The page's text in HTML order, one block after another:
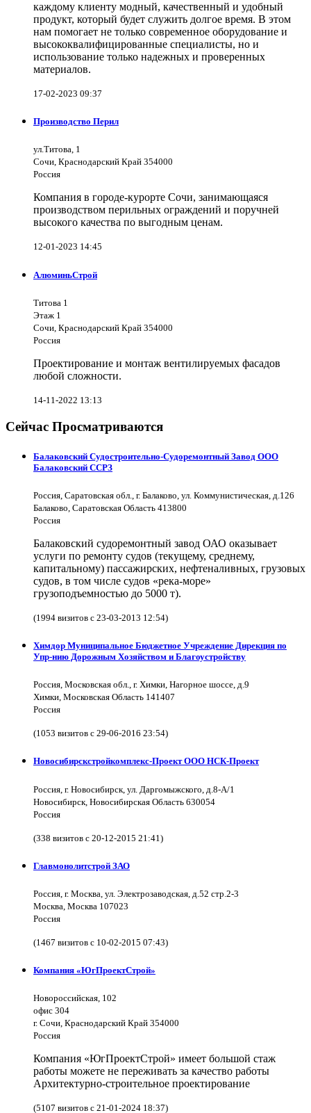
каждому клиенту модный, качественный и удобный
продукт, который будет служить долгое время. В этом
нам помогает не только современное оборудование и
высококвалифицированные специалисты, но и
использование только надежных и проверенных
материалов.
17-02-2023 09:37
Производство Перил
ул.Титова, 1
Сочи, Краснодарский Край 354000
Россия
Компания в городе-курорте Сочи, занимающаяся
производством перильных ограждений и поручней
высокого качества по выгодным ценам.
12-01-2023 14:45
АлюминьСтрой
Титова 1
Этаж 1
Сочи, Краснодарский Край 354000
Россия
Проектирование и монтаж вентилируемых фасадов
любой сложности.
14-11-2022 13:13
Сейчас Просматриваются
Балаковский Судостроительно-Судоремонтный Завод ООО
Балаковский ССРЗ
Россия, Саратовская обл., г. Балаково, ул. Коммунистическая, д.126
Балаково, Саратовская Область 413800
Россия
Балаковский судоремонтный завод ОАО оказывает
услуги по ремонту судов (текущему, среднему,
капитальному) пассажирских, нефтеналивных, грузовых
судов, в том числе судов «река-море»
грузоподъемностью до 5000 т).
(1994 визитов с 23-03-2013 12:54)
Химдор Муниципальное Бюджетное Учреждение Дирекция по
Упр-нию Дорожным Хозяйством и Благоустройству
Россия, Московская обл., г. Химки, Нагорное шоссе, д.9
Химки, Московская Область 141407
Россия
(1053 визитов с 29-06-2016 23:54)
Новосибирскстройкомплекс-Проект ООО НСК-Проект
Россия, г. Новосибирск, ул. Даргомыжского, д.8-А/1
Новосибирск, Новосибирская Область 630054
Россия
(338 визитов с 20-12-2015 21:41)
Главмонолитстрой ЗАО
Россия, г. Москва, ул. Электрозаводская, д.52 стр.2-3
Москва, Москва 107023
Россия
(1467 визитов с 10-02-2015 07:43)
Компания «ЮгПроектСтрой»
Новороссийская, 102
офис 304
г. Сочи, Краснодарский Край 354000
Россия
Компания «ЮгПроектСтрой» имеет большой стаж
работы можете не переживать за качество работы
Архитектурно-строительное проектирование
(5107 визитов с 21-01-2024 18:37)